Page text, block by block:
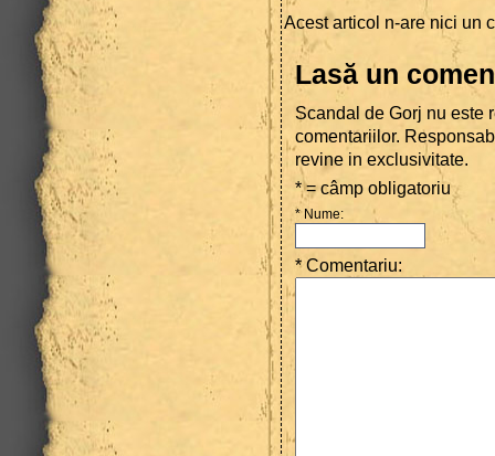
Acest articol n-are nici un
Lasă un
Scandal de Gorj nu este
comentariilor.
revine in exclusivitate.
* = câmp obligatoriu
* Nume:
* Comentariu: